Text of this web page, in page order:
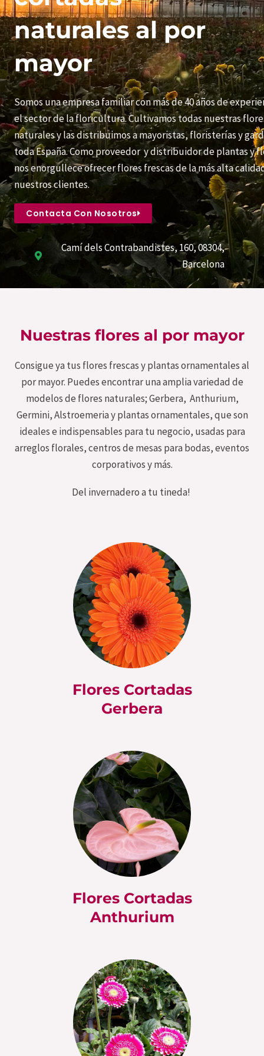
naturales al por
mayor
Somos una empresa familiar con más de 40 años de
el sector de la floricultura. Cultivamos todas nuestras
naturales y las distribuimos a mayoristas, floristerías y
toda España. Como proveedor y distribuidor de plantas y
nos enorgullece ofrecer flores frescas de la más alta
nuestros clientes.
Contacta Con Nosotros
Camí dels Contrabandistes, 160, 08304,
Barcelona
Nuestras flores al por mayor
Consigue ya tus flores frescas y plantas ornamentales al
por mayor. Puedes encontrar una amplia variedad de
modelos de flores naturales; Gerbera, Anthurium,
Germini, Alstroemeria y plantas ornamentales, que son
ideales e indispensables para tu negocio, usadas para
arreglos florales, centros de mesas para bodas, eventos
corporativos y más.
Del invernadero a tu tineda!
Flores Cortadas
Gerbera
Flores Cortadas
Anthurium